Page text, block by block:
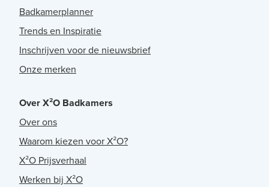
Badkamerplanner
Trends en Inspiratie
Inschrijven voor de nieuwsbrief
Onze merken
Over X²O Badkamers
Over ons
Waarom kiezen voor X²O?
X²O Prijsverhaal
Werken bij X²O